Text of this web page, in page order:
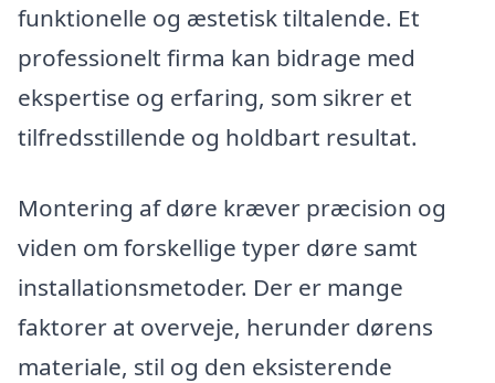
funktionelle og æstetisk tiltalende. Et
professionelt firma kan bidrage med
ekspertise og erfaring, som sikrer et
tilfredsstillende og holdbart resultat.
Montering af døre kræver præcision og
viden om forskellige typer døre samt
installationsmetoder. Der er mange
faktorer at overveje, herunder dørens
materiale, stil og den eksisterende